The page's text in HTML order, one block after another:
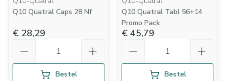
Q10 Quatral Caps 28 Nf
€ 28,29
Bestel
Q10 Quatral Tabl 56+14
Promo Pack
€ 45,79
Bestel